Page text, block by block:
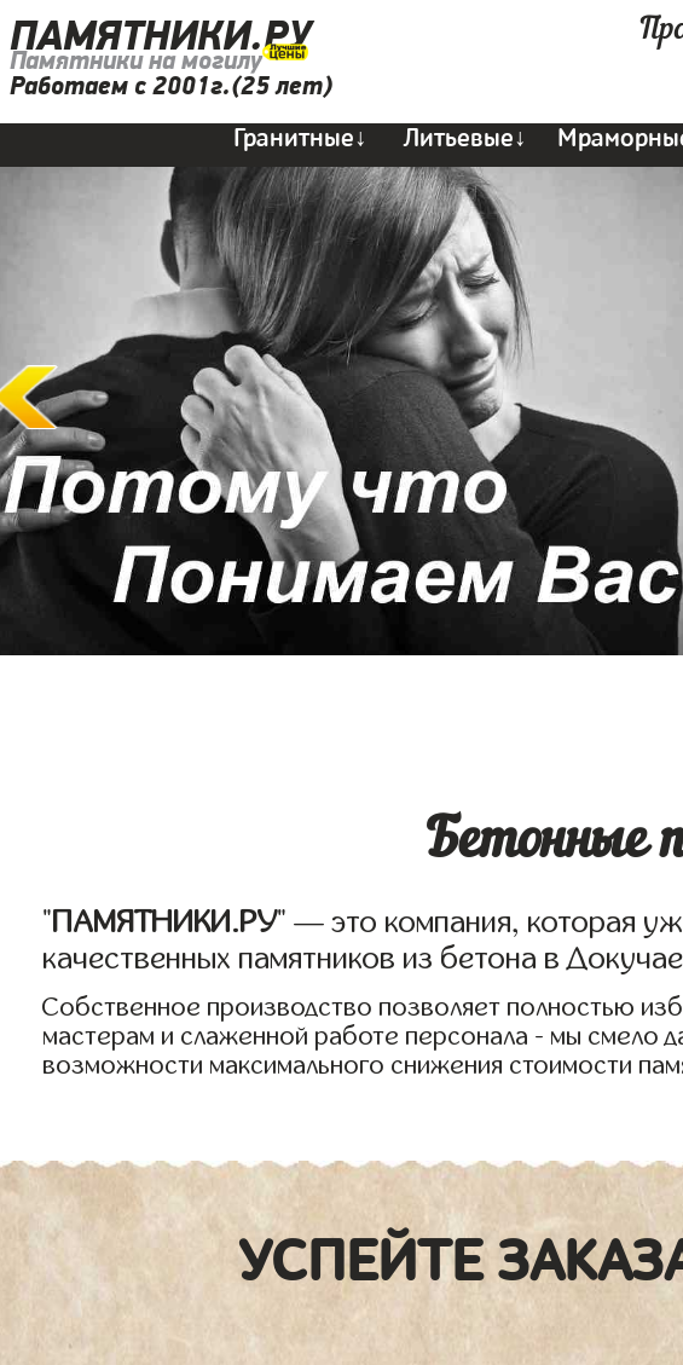
ПАМЯТНИКИ.РУ
Памятники на могилу
Работаем с 2001г.(25 лет)
Гранитные↓ Литьевые↓
Бетонные
"ПАМЯТНИКИ.РУ" — это компания, которая
качественных памятников из бетона в
Собственное производство позволяет полностью
мастерам и слаженной работе персонала - мы смело
возможности максимального снижения стоимости
УСПЕЙТЕ